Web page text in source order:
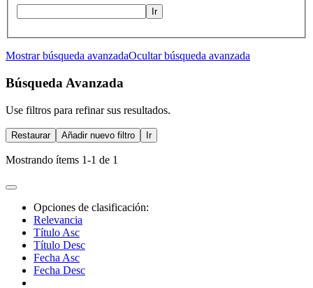
Ir
Mostrar búsqueda avanzadaOcultar búsqueda avanzada
Búsqueda Avanzada
Use filtros para refinar sus resultados.
Restaurar Añadir nuevo filtro Ir
Mostrando ítems 1-1 de 1
Opciones de clasificación:
Relevancia
Título Asc
Título Desc
Fecha Asc
Fecha Desc